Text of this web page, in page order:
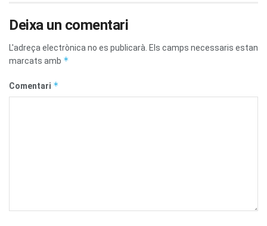
Deixa un comentari
L'adreça electrònica no es publicarà. Els camps necessaris estan
marcats amb *
Comentari *